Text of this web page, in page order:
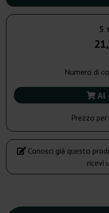
5
Numero di
Al
Prezzo
Conosci già questo
ricevi